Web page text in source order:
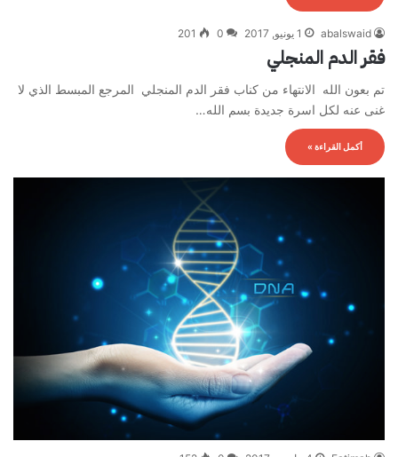
abalswaid 1 يونيو, 2017 0
201
فقر الدم المنجلي
تم بعون الله الانتهاء من كناب فقر الدم المنجلي المرجع المبسط الذي لا
غنى عنه لكل اسرة جديدة بسم الله…
أكمل القراءة »